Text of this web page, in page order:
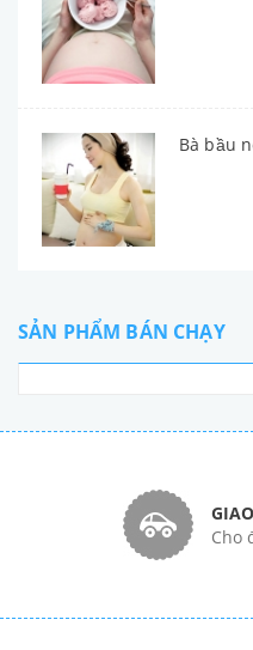
Bà bầu
SẢN PHẨM BÁN CHẠY
Cho